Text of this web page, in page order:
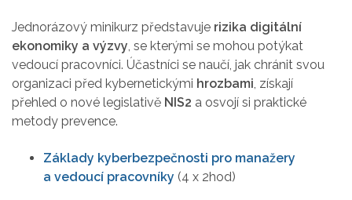
Jednorázový minikurz představuje rizika digitální
ekonomiky a výzvy, se kterými se mohou potýkat
vedoucí pracovníci. Účastníci se naučí, jak chránit svou
organizaci před kybernetickými hrozbami, získají
přehled o nové legislativě NIS2 a osvojí si praktické
metody prevence.
Základy kyberbezpečnosti pro manažery
a vedoucí pracovníky (4 x 2hod)